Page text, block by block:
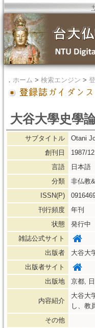
． ホーム > 検索エンジン >
大谷大學史學
サブタイトル
Otani
創刊日
1987/12
言語
日本語
分類
非仏教
ISSN(P)
刊行頻度
年刊
状態
発行中
雑誌公式サイト
出版者
大谷大
出版者サイト
出版地
京都,
内容紹介
大谷大
し、教
その他